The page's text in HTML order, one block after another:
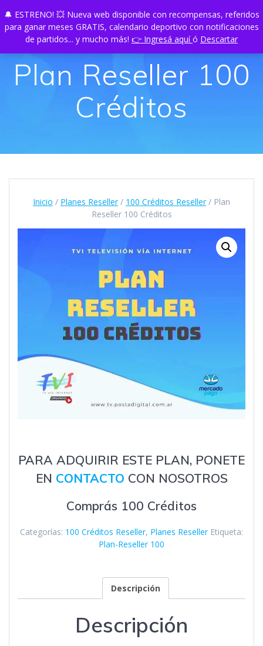
🔔 ESTRENO! 💥 Nueva web disponible con recompensas, referidos
para ganar meses GRATIS, calendario deportivo con notificaciones
de partidos... y mucho más! 👉 Ingresá aquíó Descartar
to
content
TUPLAY
Plan Reseller 100
Créditos
Inicio / Planes Reseller/ 100 Créditos Reseller/ Plan
Reseller 100 Créditos
PARA ADQUIRIR ESTE PLAN, PONETE
EN CONTACTO CON NOSOTROS
Comprás 100 Créditos
Categorías: 100 Créditos Reseller, Planes Reseller Etiqueta:
Plan-Reseller 100
Descripción
Descripción